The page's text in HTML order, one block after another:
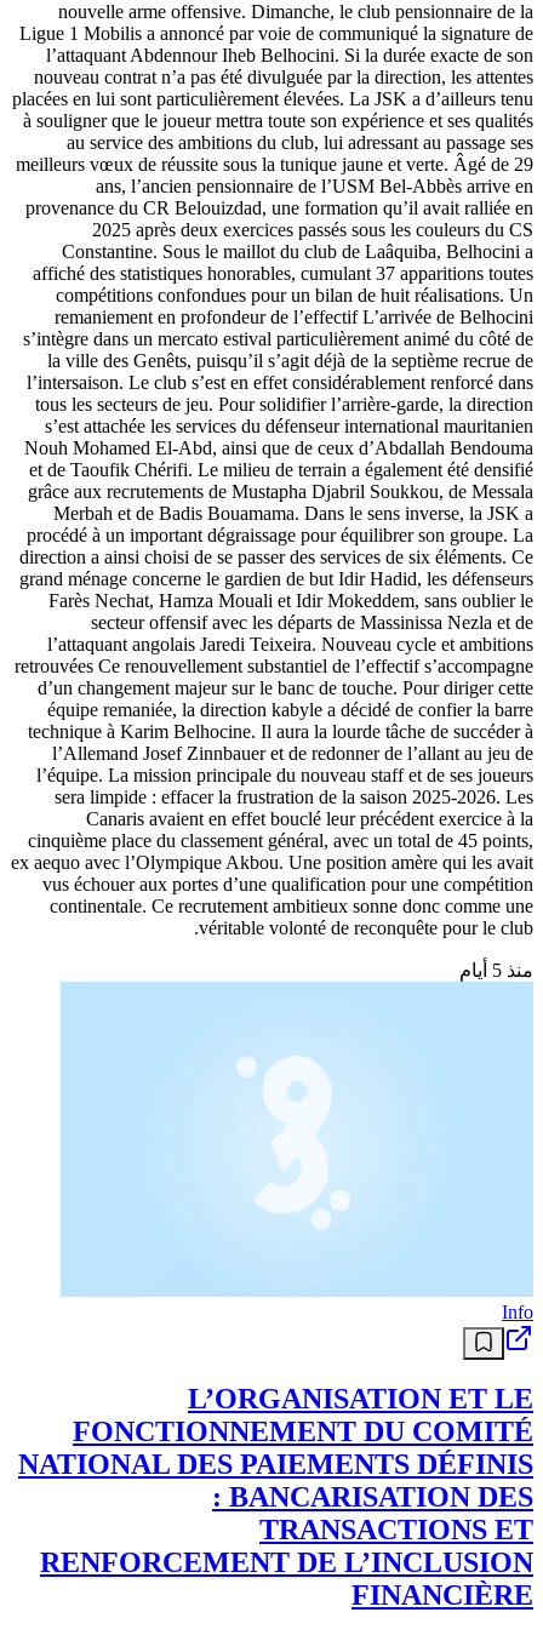
nouvelle arme offensive. Dimanche, le club pensionnaire de la
Ligue 1 Mobilis a annoncé par voie de communiqué la signature de
l’attaquant Abdennour Iheb Belhocini. Si la durée exacte de son
nouveau contrat n’a pas été divulguée par la direction, les attentes
placées en lui sont particulièrement élevées. La JSK a d’ailleurs tenu
à souligner que le joueur mettra toute son expérience et ses qualités
au service des ambitions du club, lui adressant au passage ses
meilleurs vœux de réussite sous la tunique jaune et verte. Âgé de 29
ans, l’ancien pensionnaire de l’USM Bel-Abbès arrive en
provenance du CR Belouizdad, une formation qu’il avait ralliée en
2025 après deux exercices passés sous les couleurs du CS
Constantine. Sous le maillot du club de Laâquiba, Belhocini a
affiché des statistiques honorables, cumulant 37 apparitions toutes
compétitions confondues pour un bilan de huit réalisations. Un
remaniement en profondeur de l’effectif L’arrivée de Belhocini
s’intègre dans un mercato estival particulièrement animé du côté de
la ville des Genêts, puisqu’il s’agit déjà de la septième recrue de
l’intersaison. Le club s’est en effet considérablement renforcé dans
tous les secteurs de jeu. Pour solidifier l’arrière-garde, la direction
s’est attachée les services du défenseur international mauritanien
Nouh Mohamed El-Abd, ainsi que de ceux d’Abdallah Bendouma
et de Taoufik Chérifi. Le milieu de terrain a également été densifié
grâce aux recrutements de Mustapha Djabril Soukkou, de Messala
Merbah et de Badis Bouamama. Dans le sens inverse, la JSK a
procédé à un important dégraissage pour équilibrer son groupe. La
direction a ainsi choisi de se passer des services de six éléments. Ce
grand ménage concerne le gardien de but Idir Hadid, les défenseurs
Farès Nechat, Hamza Mouali et Idir Mokeddem, sans oublier le
secteur offensif avec les départs de Massinissa Nezla et de
l’attaquant angolais Jaredi Teixeira. Nouveau cycle et ambitions
retrouvées Ce renouvellement substantiel de l’effectif s’accompagne
d’un changement majeur sur le banc de touche. Pour diriger cette
équipe remaniée, la direction kabyle a décidé de confier la barre
technique à Karim Belhocine. Il aura la lourde tâche de succéder à
l’Allemand Josef Zinnbauer et de redonner de l’allant au jeu de
l’équipe. La mission principale du nouveau staff et de ses joueurs
sera limpide : effacer la frustration de la saison 2025-2026. Les
Canaris avaient en effet bouclé leur précédent exercice à la
cinquième place du classement général, avec un total de 45 points,
ex aequo avec l’Olympique Akbou. Une position amère qui les avait
vus échouer aux portes d’une qualification pour une compétition
continentale. Ce recrutement ambitieux sonne donc comme une
véritable volonté de reconquête pour le club.
منذ 5 أيام
Info
L’ORGANISATION ET LE
FONCTIONNEMENT DU COMITÉ
NATIONAL DES PAIEMENTS DÉFINIS
: BANCARISATION DES
TRANSACTIONS ET
RENFORCEMENT DE L’INCLUSION
FINANCIÈRE